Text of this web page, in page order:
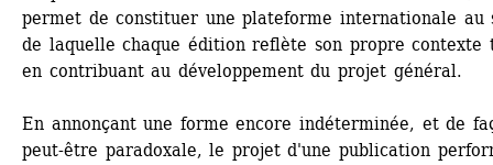
permet de constituer une plateforme internationale au
de laquelle chaque édition reflète son propre contexte
en contribuant au développement du projet général.
En annonçant une forme encore indéterminée, et de
peut-être paradoxale, le projet d'une publication